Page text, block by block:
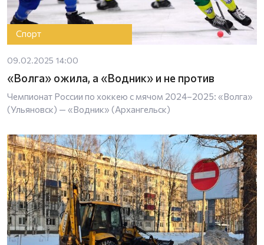
Спорт
09.02.2025 14:00
«Волга» ожила, а «Водник» и не против
Чемпионат России по хоккею с мячом 2024–2025: «Волга»
(Ульяновск) — «Водник» (Архангельск)